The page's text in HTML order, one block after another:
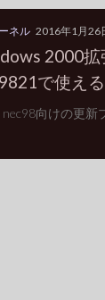
ネル 2016年1月26
2000
で使える
向けの更新